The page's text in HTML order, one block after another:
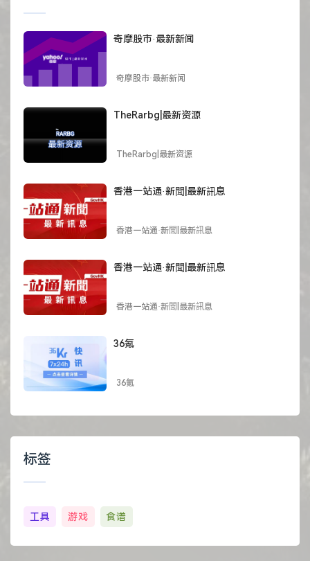
奇摩股市·最新新闻
奇摩股市·最新新闻
TheRarbg|最新资源
TheRarbg|最新资源
香港一站通·新聞|最新訊息
香港一站通·新聞|最新訊息
香港一站通·新聞|最新訊息
香港一站通·新聞|最新訊息
36氪
36氪
标签
工具 游戏 食谱